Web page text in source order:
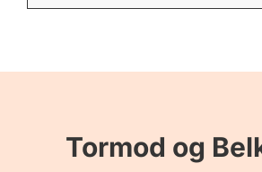
Tormod og